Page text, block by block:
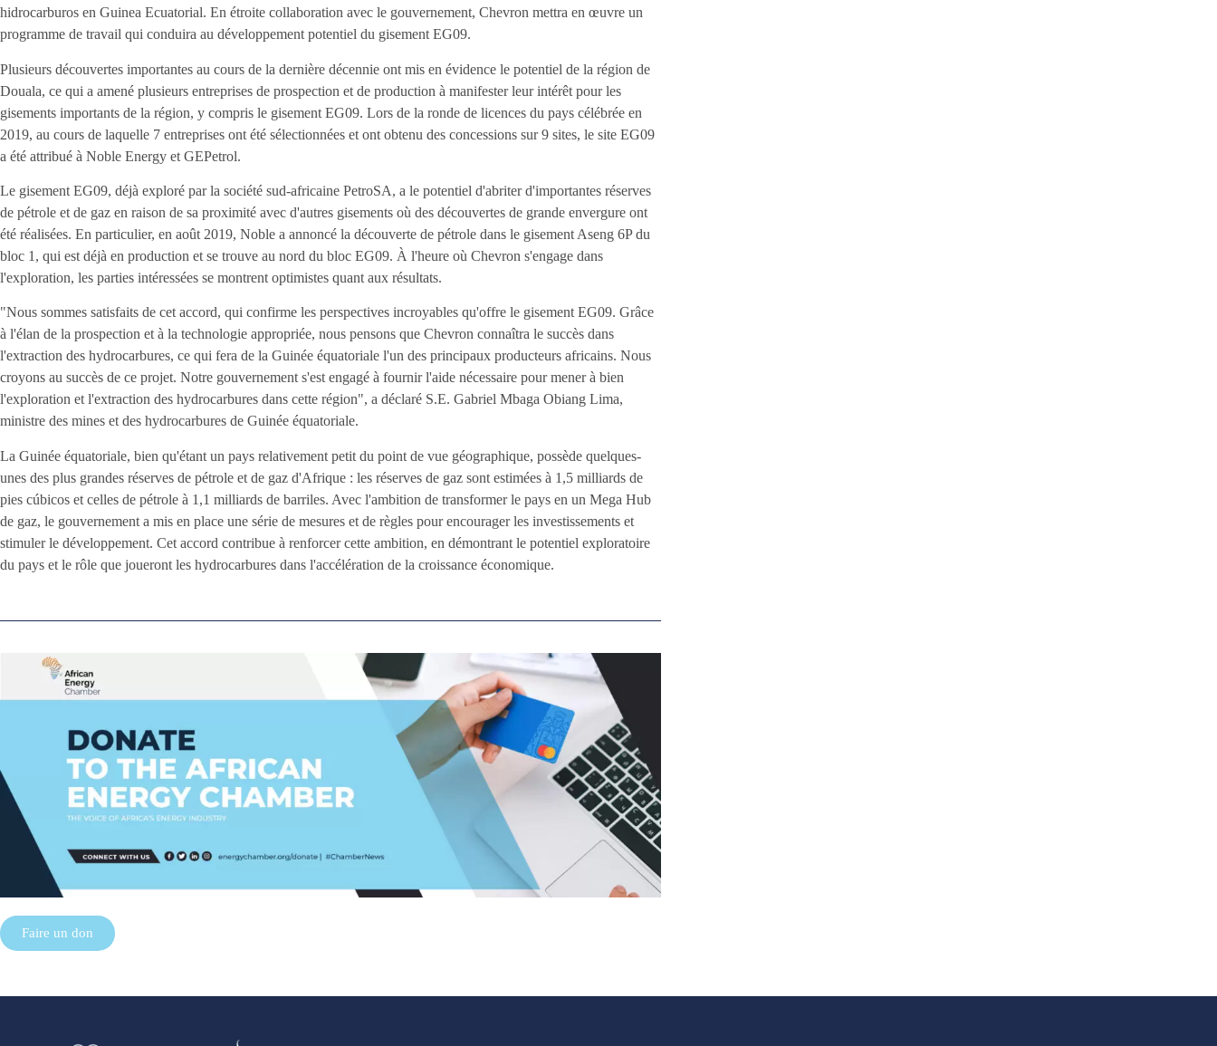
hidrocarburos en Guinea Ecuatorial. En étroite collaboration avec le gouvernement, Chevron mettra en œuvre un
programme de travail qui conduira au développement potentiel du gisement EG09.
Plusieurs découvertes importantes au cours de la dernière décennie ont mis en évidence le potentiel de la région de
Douala, ce qui a amené plusieurs entreprises de prospection et de production à manifester leur intérêt pour les
gisements importants de la région, y compris le gisement EG09. Lors de la ronde de licences du pays célébrée en
2019, au cours de laquelle 7 entreprises ont été sélectionnées et ont obtenu des concessions sur 9 sites, le site EG09
a été attribué à Noble Energy et GEPetrol.
Le gisement EG09, déjà exploré par la société sud-africaine PetroSA, a le potentiel d'abriter d'importantes réserves
de pétrole et de gaz en raison de sa proximité avec d'autres gisements où des découvertes de grande envergure ont
été réalisées. En particulier, en août 2019, Noble a annoncé la découverte de pétrole dans le gisement Aseng 6P du
bloc 1, qui est déjà en production et se trouve au nord du bloc EG09. À l'heure où Chevron s'engage dans
l'exploration, les parties intéressées se montrent optimistes quant aux résultats.
"Nous sommes satisfaits de cet accord, qui confirme les perspectives incroyables qu'offre le gisement EG09. Grâce
à l'élan de la prospection et à la technologie appropriée, nous pensons que Chevron connaîtra le succès dans
l'extraction des hydrocarbures, ce qui fera de la Guinée équatoriale l'un des principaux producteurs africains. Nous
croyons au succès de ce projet. Notre gouvernement s'est engagé à fournir l'aide nécessaire pour mener à bien
l'exploration et l'extraction des hydrocarbures dans cette région", a déclaré S.E. Gabriel Mbaga Obiang Lima,
ministre des mines et des hydrocarbures de Guinée équatoriale.
La Guinée équatoriale, bien qu'étant un pays relativement petit du point de vue géographique, possède quelques-
unes des plus grandes réserves de pétrole et de gaz d'Afrique : les réserves de gaz sont estimées à 1,5 milliards de
pies cúbicos et celles de pétrole à 1,1 milliards de barriles. Avec l'ambition de transformer le pays en un Mega Hub
de gaz, le gouvernement a mis en place une série de mesures et de règles pour encourager les investissements et
stimuler le développement. Cet accord contribue à renforcer cette ambition, en démontrant le potentiel exploratoire
du pays et le rôle que joueront les hydrocarbures dans l'accélération de la croissance économique.
Faire un don